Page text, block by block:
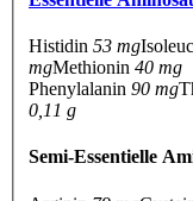
Histidin 53 mg
mgMethionin 40 mg
Phenylalanin 90 mg
0,11 g
Semi-Essentielle